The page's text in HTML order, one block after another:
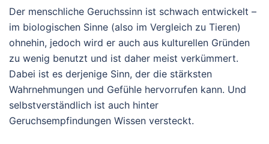
Der menschliche Geruchssinn ist schwach entwickelt –
im biologischen Sinne (also im Vergleich zu Tieren)
ohnehin, jedoch wird er auch aus kulturellen Gründen
zu wenig benutzt und ist daher meist verkümmert.
Dabei ist es derjenige Sinn, der die stärksten
Wahrnehmungen und Gefühle hervorrufen kann. Und
selbstverständlich ist auch hinter
Geruchsempfindungen Wissen versteckt.